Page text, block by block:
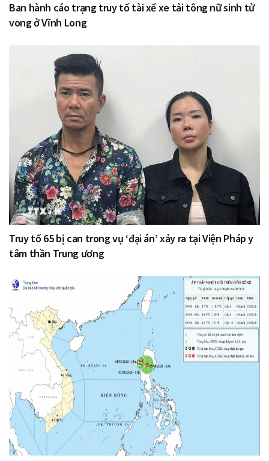
Ban hành cáo trạng truy tố tài xế xe tải tông nữ sinh tử
vong ở Vĩnh Long
Truy tố 65 bị can trong vụ ‘đại án’ xảy ra tại Viện Pháp y
tâm thần Trung ương